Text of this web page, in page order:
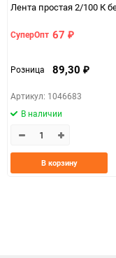
Лента простая 2/100 К
СуперОпт 67 ₽
Розница 89,30 ₽
Артикул: 1046683
В наличии
В корзину